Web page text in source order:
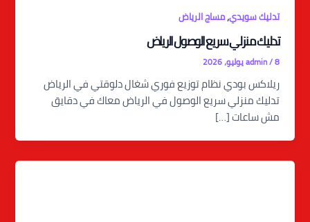
تدليك سويدي,مساج الرياض
تدليك منزلي سريع الوصول الرياض
admin/8 يوليو، 2026
ريلاكس بودي نظام توزيع فوري شغال دلوقتي في الرياض
تدليك منزلي سريع الوصول في الرياض معاك في دقايق
مش ساعات […]